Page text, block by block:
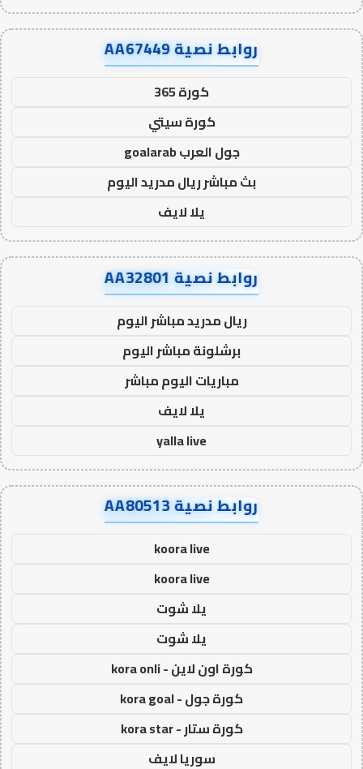
روابط نصية AA67449
كورة 365
كورة سيتي
جول العرب goalarab
بث مباشر ريال مدريد اليوم
يلا لايف
روابط نصية AA32801
ريال مدريد مباشر اليوم
برشلونة مباشر اليوم
مباريات اليوم مباشر
يلا لايف
yalla live
روابط نصية AA80513
koora live
koora live
يلا شوت
يلا شوت
كورة اون لاين - kora onli
كورة جول - kora goal
كورة ستار - kora star
سوريا لايف